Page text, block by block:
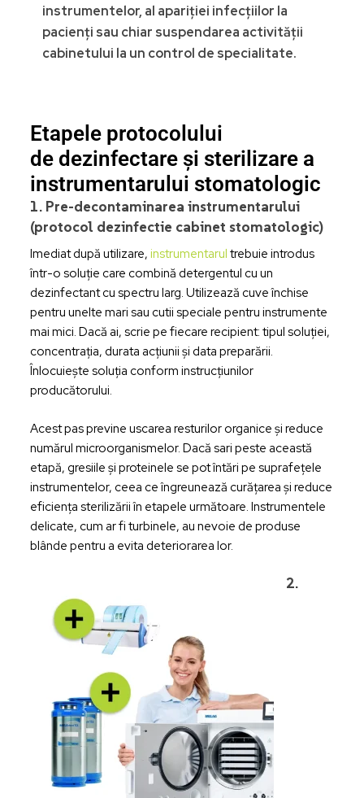
instrumentelor, al apariției infecțiilor la
pacienți sau chiar suspendarea activității
cabinetului la un control de specialitate.
Etapele protocolului
de dezinfectare și sterilizare a
instrumentarului stomatologic
1. Pre-decontaminarea instrumentarului
(protocol dezinfectie cabinet stomatologic)
Imediat după utilizare, instrumentarul trebuie introdus
într-o soluție care combină detergentul cu un
dezinfectant cu spectru larg. Utilizează cuve închise
pentru unelte mari sau cutii speciale pentru instrumente
mai mici. Dacă ai, scrie pe fiecare recipient: tipul soluției,
concentrația, durata acțiunii și data preparării.
Înlocuiește soluția conform instrucțiunilor
producătorului.
Acest pas previne uscarea resturilor organice și reduce
numărul microorganismelor. Dacă sari peste această
etapă, gresiile și proteinele se pot întări pe suprafețele
instrumentelor, ceea ce îngreunează curățarea și reduce
eficiența sterilizării în etapele următoare. Instrumentele
delicate, cum ar fi turbinele, au nevoie de produse
blânde pentru a evita deteriorarea lor.
2.